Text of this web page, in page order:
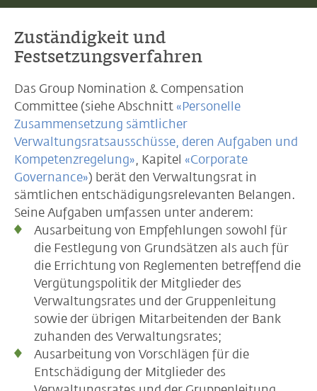
Zuständigkeit und
Festsetzungsverfahren
Das Group Nomination & Compensation
Committee (siehe Abschnitt «Personelle
Zusammensetzung sämtlicher
Verwaltungsratsausschüsse, deren Aufgaben und
Kompetenzregelung», Kapitel «Corporate
Governance») berät den Verwaltungsrat in
sämtlichen entschädigungsrelevanten Belangen.
Seine Aufgaben umfassen unter anderem:
Ausarbeitung von Empfehlungen sowohl für
die Festlegung von Grundsätzen als auch für
die Errichtung von Reglementen betreffend die
Vergütungspolitik der Mitglieder des
Verwaltungsrates und der Gruppenleitung
sowie der übrigen Mitarbeitenden der Bank
zuhanden des Verwaltungsrates;
Ausarbeitung von Vorschlägen für die
Entschädigung der Mitglieder des